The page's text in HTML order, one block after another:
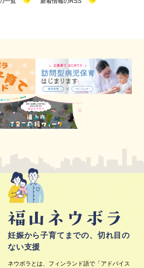
妊娠から子育てまでの、切れ目の
ない支援
ネウボラとは、フィンランド語で「アドバイス